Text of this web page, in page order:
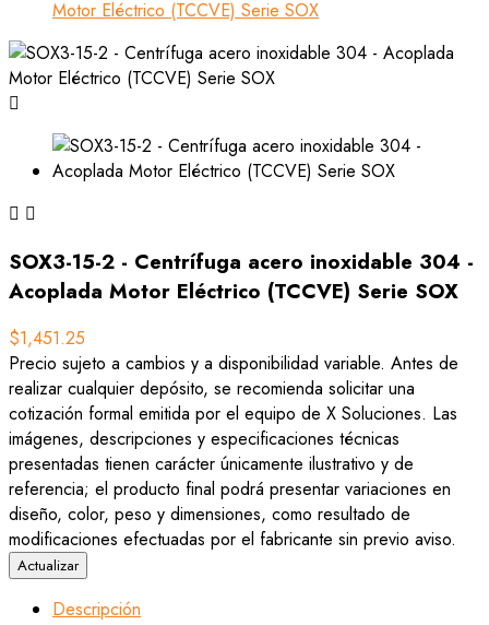
Motor Eléctrico (TCCVE) Serie SOX

 
SOX3-15-2 - Centrífuga acero inoxidable 304 -
Acoplada Motor Eléctrico (TCCVE) Serie SOX
$1,451.25
Precio sujeto a cambios y a disponibilidad variable. Antes de
realizar cualquier depósito, se recomienda solicitar una
cotización formal emitida por el equipo de X Soluciones. Las
imágenes, descripciones y especificaciones técnicas
presentadas tienen carácter únicamente ilustrativo y de
referencia; el producto final podrá presentar variaciones en
diseño, color, peso y dimensiones, como resultado de
modificaciones efectuadas por el fabricante sin previo aviso.
Descripción